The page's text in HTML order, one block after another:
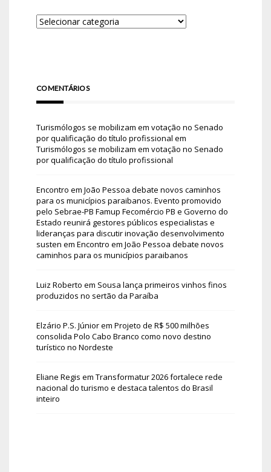
COMENTÁRIOS
Turismólogos se mobilizam em votação no Senado
por qualificação do título profissional em
Turismólogos se mobilizam em votação no Senado
por qualificação do título profissional
Encontro em João Pessoa debate novos caminhos
para os municípios paraibanos. Evento promovido
pelo Sebrae-PB Famup Fecomércio PB e Governo do
Estado reunirá gestores públicos especialistas e
lideranças para discutir inovação desenvolvimento
susten em Encontro em João Pessoa debate novos
caminhos para os municípios paraibanos
Luiz Roberto em Sousa lança primeiros vinhos finos
produzidos no sertão da Paraíba
Elzário P.S. Júniorem Projeto de R$ 500 milhões
consolida Polo Cabo Branco como novo destino
turístico no Nordeste
Eliane Regis em Transformatur 2026 fortalece rede
nacional do turismo e destaca talentos do Brasil
inteiro